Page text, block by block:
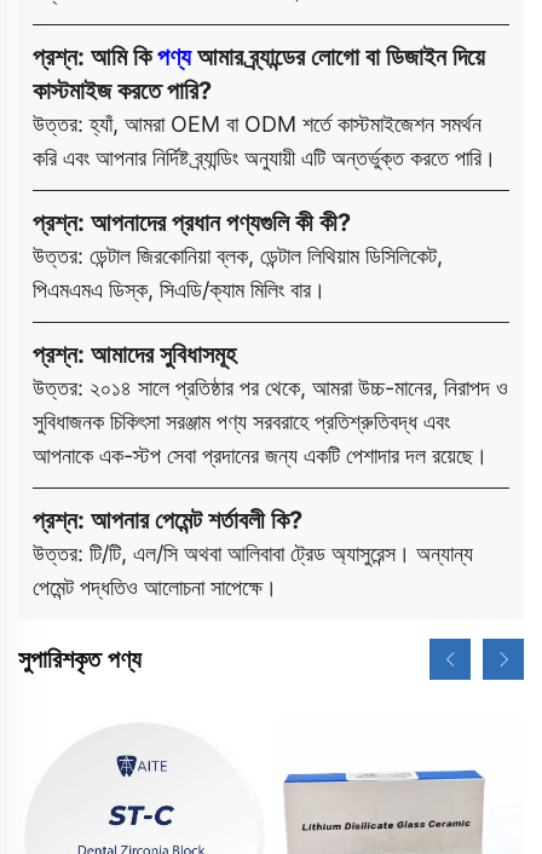
প্রশ্ন: আমি কিপণ্যআমার ব্র্যান্ডের লোগো বা ডিজাইন দিয়ে
কাস্টমাইজ করতে পারি?
উত্তর: হ্যাঁ, আমরা OEM বা ODM শর্তে কাস্টমাইজেশন সমর্থন
করি এবং আপনার নির্দিষ্ট ব্র্যান্ডিং অনুযায়ী এটি অন্তর্ভুক্ত করতে পারি।
প্রশ্ন: আপনাদের প্রধান পণ্যগুলি কী কী?
উত্তর: ডেন্টাল জিরকোনিয়া ব্লক, ডেন্টাল লিথিয়াম ডিসিলিকেট,
পিএমএমএ ডিস্ক, সিএডি/ক্যাম মিলিং বার।
প্রশ্ন: আমাদের সুবিধাসমূহ
উত্তর: ২০১৪ সালে প্রতিষ্ঠার পর থেকে, আমরা উচ্চ-মানের, নিরাপদ ও
সুবিধাজনক চিকিৎসা সরঞ্জাম পণ্য সরবরাহে প্রতিশ্রুতিবদ্ধ এবং
আপনাকে এক-স্টপ সেবা প্রদানের জন্য একটি পেশাদার দল রয়েছে।
প্রশ্ন: আপনার পেমেন্ট শর্তাবলী কি?
উত্তর: টি/টি, এল/সি অথবা আলিবাবা ট্রেড অ্যাসুরেন্স। অন্যান্য
পেমেন্ট পদ্ধতিও আলোচনা সাপেক্ষে।
সুপারিশকৃত পণ্য